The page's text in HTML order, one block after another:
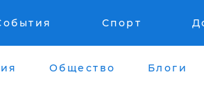
Спорт
Общество Блоги